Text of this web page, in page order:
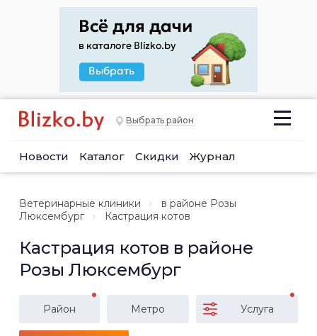
Выбрать район
Новости Каталог Скидки Журнал
Ветеринарные клиники
в районе Розы
Люксембург
Кастрация котов
Кастрация котов в районе
Розы Люксембург
Район Метро Услуга